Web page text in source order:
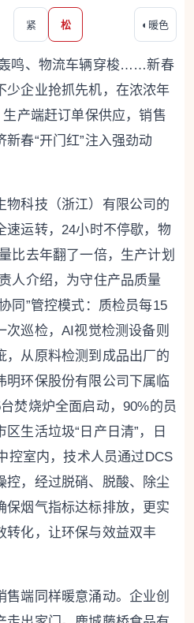
紧 松 ◐ 暖色
鸣、物流车辆穿梭……新春
少企业抢抓先机，在浓浓年
生产端赶订单保供应，销售
春“开门红”注入强劲动
科技（浙江）有限公司的
速运转，24小时不停歇，物
比去年翻了一倍，生产计划
人介绍，为守住产品质量
同”管控模式：质检员每15
次巡检，AI视觉检测设备则
，从原料检测到成品出厂的
明环保股份有限公司下属临
焚烧炉全面启动，90%的员
生活垃圾“日产日清”，日
控室内，技术人员通过DCS
控，经过脱硝、脱酸、除尘
保烟气指标达标排放，更实
转化，让环保与效益双丰
端同样暖意涌动。企业创